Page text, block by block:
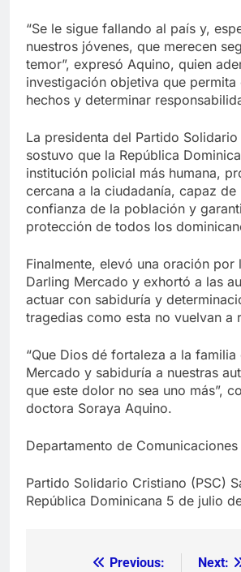
“Se le sigue fallando al país y,
nuestros jóvenes, que merecen
temor”, expresó Aquino, quien
investigación objetiva que permita
hechos y determinar
La presidenta del Partido
sostuvo que la República
institución policial más humana,
cercana a la ciudadanía, capaz de
confianza de la población y
protección de todos los
Finalmente, elevó una oración por
Darling Mercado y exhortó a las
actuar con sabiduría y
tragedias como esta no vuelvan a
“Que Dios dé fortaleza a la familia
Mercado y sabiduría a nuestras
que este dolor no sea uno más”,
doctora Soraya Aquino.
Departamento de Comunicaciones
Partido Solidario Cristiano (PSC)
República Dominicana 5 de julio
Navegación
Previous:
Next: